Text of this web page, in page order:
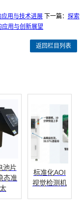
用与技术进展下一篇： 探索
用与创新展望
返回栏目列表
池片
态准
标准化AOI
视觉检测机